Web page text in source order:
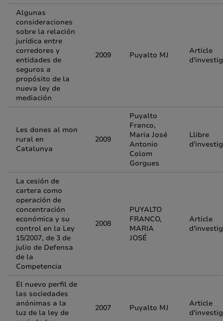
Algunas
consideraciones
sobre la relación
jurídica entre
corredores y
entidades de
seguros a
propósito de la
nueva ley de
mediación
2009 Puyalto MJ
Article
Les dones al mon
rural en
Catalunya
2009
Puyalto
Franco,
Maria José
Antonio
Colom
Gorgues
Llibre
La cesión de
cartera como
operación de
concentración
económica y su
control en la Ley
15/2007, de 3 de
julio de Defensa
de la
Competencia
2008
PUYALTO
FRANCO,
MARIA
JOSÉ
Article
El nuevo perfil de
las sociedades
anónimas a la
luz de la ley de
2007 Puyalto MJ
Article